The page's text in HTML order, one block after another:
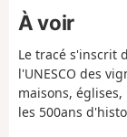
À voir
Le tracé s'inscrit
l'UNESCO des
maisons,
les 500ans